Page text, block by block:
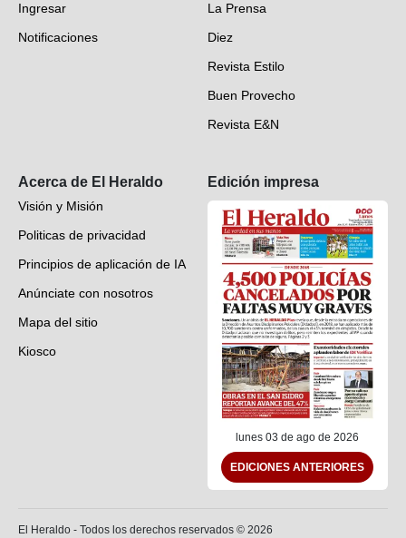
Deportes
Videos
Ingresar
Notificaciones
La Prensa
Diez
Revista Estilo
Buen Provecho
Revista E&N
Acerca de El Heraldo
Visión y Misión
Politicas de privacidad
Principios de aplicación de IA
Anúnciate con nosotros
Mapa del sitio
Kiosco
Edición impresa
lunes 03 de ago de 2026
EDICIONES ANTERIORES
El Heraldo - Todos los derechos reservados © 2026